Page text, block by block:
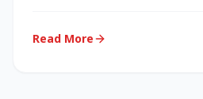
Read More